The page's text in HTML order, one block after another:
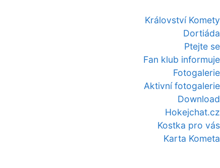
Království Komety
Dortiáda
Ptejte se
Fan klub informuje
Fotogalerie
Aktivní fotogalerie
Download
Hokejchat.cz
Kostka pro vás
Karta Kometa